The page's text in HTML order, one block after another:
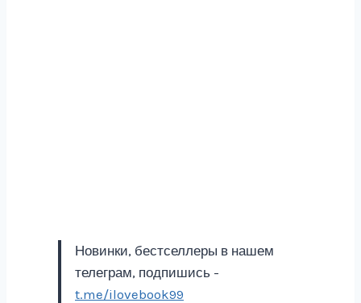
Новинки, бестселлеры в нашем
телеграм, подпишись -
t.me/ilovebook99